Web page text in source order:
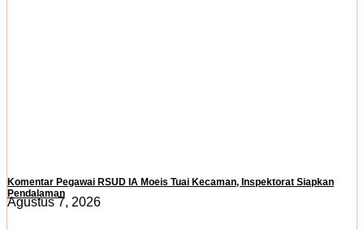
Komentar Pegawai RSUD IA Moeis Tuai Kecaman, Inspektorat Siapkan
Pendalaman
Agustus 7, 2026